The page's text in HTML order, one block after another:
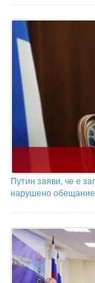
Путин заяви, че е
нарушено обещание